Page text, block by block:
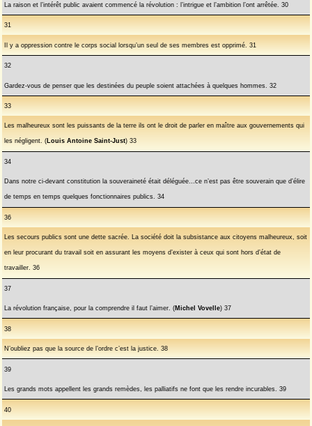
La raison et l’intérêt public avaient commencé la révolution : l’intrigue et l’ambition l’ont arrêtée. 30
31
Il y a oppression contre le corps social lorsqu’un seul de ses membres est opprimé. 31
32
Gardez-vous de penser que les destinées du peuple soient attachées à quelques hommes. 32
33
Les malheureux sont les puissants de la terre ils ont le droit de parler en maître aux gouvernements qui
les négligent. ( Louis Antoine Saint-Just) 33
34
Dans notre ci-devant constitution la souveraineté était déléguée…ce n’est pas être souverain que d’élire
de temps en temps quelques fonctionnaires publics. 34
36
Les secours publics sont une dette sacrée. La société doit la subsistance aux citoyens malheureux, soit
en leur procurant du travail soit en assurant les moyens d’exister à ceux qui sont hors d’état de
travailler. 36
37
La révolution française, pour la comprendre il faut l’aimer. (Michel Vovelle) 37
38
N’oubliez pas que la source de l’ordre c’est la justice. 38
39
Les grands mots appellent les grands remèdes, les palliatifs ne font que les rendre incurables. 39
40